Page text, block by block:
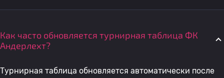
Как часто обновляется турнирная таблица ФК
Андерлехт?
Турнирная таблица обновляется автоматически после